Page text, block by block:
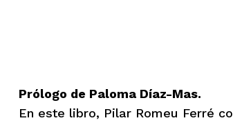
Prólogo de Paloma Díaz-Mas.
En este libro, Pilar Romeu Ferré